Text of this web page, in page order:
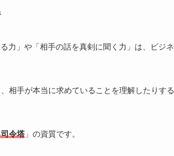
力」や「相手の話を真剣に聞く力」は、ビジネ
相手が本当に求めていることを理解したりする
令塔」の資質です。